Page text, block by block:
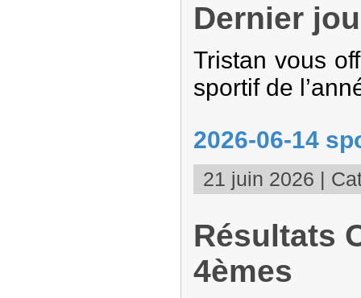
Dernier
Tristan vous
sportif de
2026-06-14
21 juin 2026 |
Résultats
4èmes